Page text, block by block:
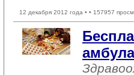
12 декабря 2012 года • • 157957